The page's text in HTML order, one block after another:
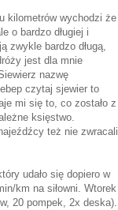
kilometrów wychodzi że
o bardzo długiej i
zwykle bardzo długą,
jest dla mnie
nazwę
czytaj sjewier to
mi się to, co zostało z
księstwo.
też nie zwracali
udało się dopiero w
km na siłowni. Wtorek
20 pompek, 2x deska).